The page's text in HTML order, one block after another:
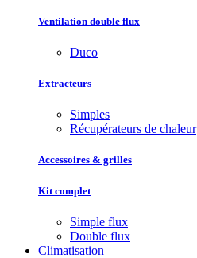
Ventilation double flux
Duco
Extracteurs
Simples
Récupérateurs de chaleur
Accessoires & grilles
Kit complet
Simple flux
Double flux
Climatisation